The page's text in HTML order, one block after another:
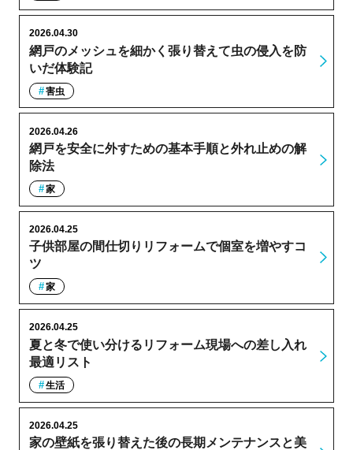
網戸のメッシュを細かく張り替えて虫の侵入を防
いだ体験記
2026.04.30
害虫
網戸を安全に外すための基本手順と外れ止めの解
除法
2026.04.26
家
子供部屋の間仕切りリフォームで個室を増やすコ
ツ
2026.04.25
家
夏と冬で使い分けるリフォーム現場への差し入れ
最適リスト
2026.04.25
生活
家の壁紙を張り替えた後の長期メンテナンスと美
2026.04.25